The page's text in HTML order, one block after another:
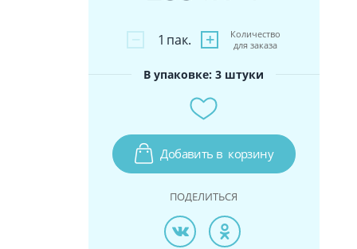
− +
1 пак.
Количество
для заказа
В упаковке: 3 штуки
Добавить в корзину
ПОДЕЛИТЬСЯ